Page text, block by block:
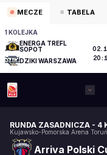
MECZE TABELA
1 KOLEJKA
ENERGA TREFL
SOPOT
DZIKI WARSZAWA
RUNDA ZASADNICZA - 4
Kujawsko-Pomorska Arena Toruń
Arriva Polski